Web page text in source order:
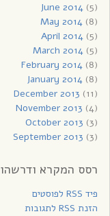
June 2014(5)
May 2014(8)
April 2014(5)
March 2014(5)
February 2014(8)
January 2014(8)
December 2013 (11)
November 2013 (4)
October 2013 (3)
September 2013 (3)
רסס המקרא ודרשהו
פיד RSS לפוסטים
הזנת RSS לתגובות